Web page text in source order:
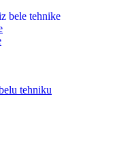
bele tehnike
tehniku